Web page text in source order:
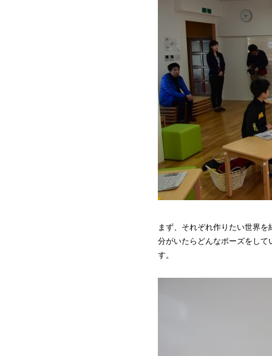
まず、それぞれ作りたい世界
分がいたらどんなポーズをし
す。